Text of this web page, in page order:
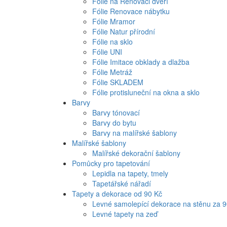
Fólie Renovace nábytku
Fólie Mramor
Fólie Natur přírodní
Fólie na sklo
Fólie UNI
Fólie Imitace obklady a dlažba
Fólie Metráž
Fólie SKLADEM
Fólie protisluneční na okna a sklo
Barvy
Barvy tónovací
Barvy do bytu
Barvy na malířské šablony
Malířské šablony
Malířské dekorační šablony
Pomůcky pro tapetování
Lepidla na tapety, tmely
Tapetářské nářadí
Tapety a dekorace od 90 Kč
Levné samolepící dekorace na stěnu za
Levné tapety na zeď